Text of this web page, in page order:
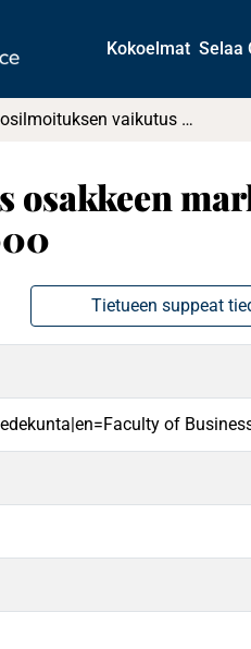
Kokoelmat Selaa
Tulosilmoituksen vaikutus osakkeen markkinahintaan: Empiirinen tutkimus vuosilta 1993-2000
osakkeen
Tietueen suppeat
of